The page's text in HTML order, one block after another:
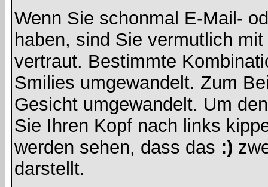
Wenn Sie schonmal E-Mail-
haben, sind Sie vermutlich
vertraut. Bestimmte
Smilies umgewandelt. Zum
Gesicht umgewandelt. Um
Sie Ihren Kopf nach links
werden sehen, dass das :)
darstellt.